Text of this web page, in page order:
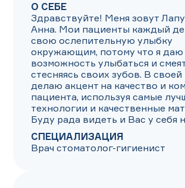
О СЕБЕ
Здравствуйте! Меня зовут
Анна. Мои пациенты каждый
свою ослепительную улыбку
окружающим, потому что я даю
возможность улыбаться и
стесняясь своих зубов. В
делаю акцент на качество и
пациента, используя самые
технологии и качественные
Буду рада видеть и Вас у себя
СПЕЦИАЛИЗАЦИЯ
Врач стоматолог-гигиенист